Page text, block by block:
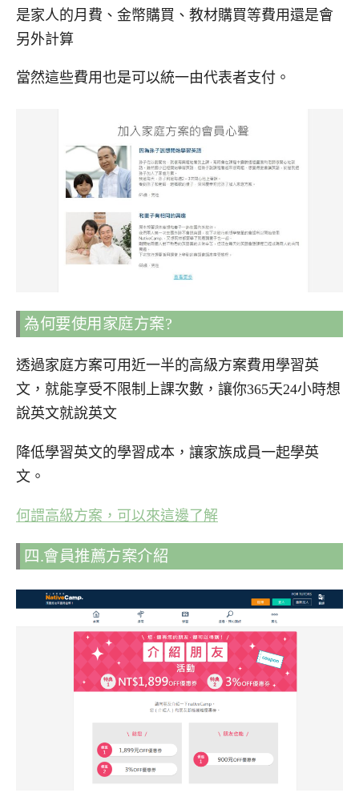
是家人的月費、金幣購買、教材購買等費用還是會
另外計算
當然這些費用也是可以統一由代表者支付。
為何要使用家庭方案?
透過家庭方案可用近一半的高級方案費用學習英
文，就能享受不限制上課次數，讓你365天24小時想
說英文就說英文
降低學習英文的學習成本，讓家族成員一起學英
文。
何謂高級方案，可以來這邊了解
四.會員推薦方案介紹